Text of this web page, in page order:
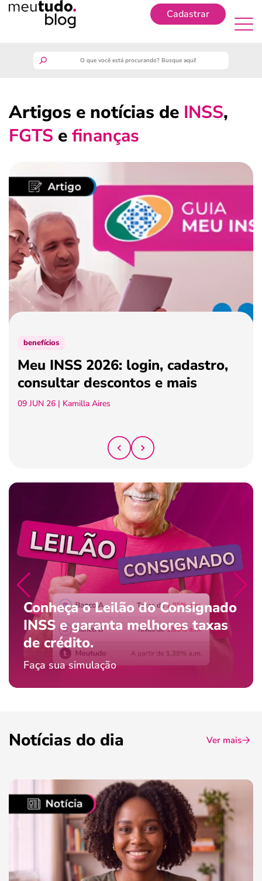
Cadastrar
guia do trabalhador
benefícios
crédito fácil
últimas notícias
ferramentas
Artigos e notícias de INSS,
FGTS efinanças
benefícios
Meu INSS 2026: login, cadastro,
consultar descontos e mais
09 JUN 26 | Kamilla Aires
Conheça o Leilão do Consignado
INSS e garanta melhores taxas
de crédito.
Faça sua simulação
Notícias do dia Ver mais